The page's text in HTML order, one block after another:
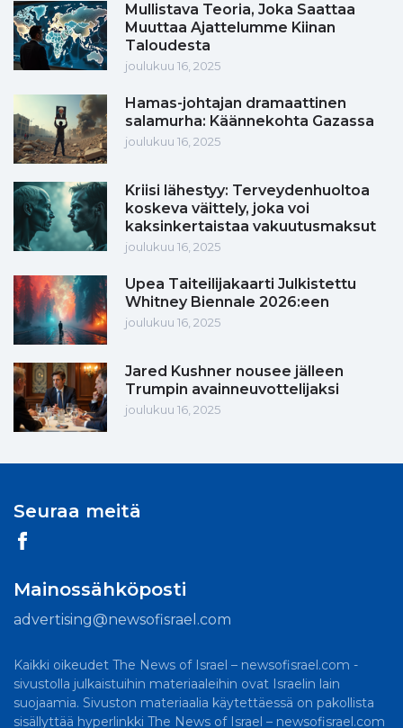
Mullistava Teoria, Joka Saattaa
Muuttaa Ajattelumme Kiinan
Taloudesta
joulukuu 16, 2025
Hamas-johtajan dramaattinen
salamurha: Käännekohta Gazassa
joulukuu 16, 2025
Kriisi lähestyy: Terveydenhuoltoa
koskeva väittely, joka voi
kaksinkertaistaa vakuutusmaksut
joulukuu 16, 2025
Upea Taiteilijakaarti Julkistettu
Whitney Biennale 2026:een
joulukuu 16, 2025
Jared Kushner nousee jälleen
Trumpin avainneuvottelijaksi
joulukuu 16, 2025
Seuraa meitä
Mainossähköposti
advertising@newsofisrael.com
Kaikki oikeudet The News of Israel – newsofisrael.com -
sivustolla julkaistuihin materiaaleihin ovat Israelin lain
suojaamia. Sivuston materiaalia käytettäessä on pakollista
sisällyttää hyperlinkki The News of Israel – newsofisrael.com